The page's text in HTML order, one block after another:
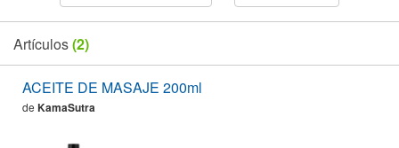
Artículos(2)
ACEITE DE MASAJE 200ml
de KamaSutra